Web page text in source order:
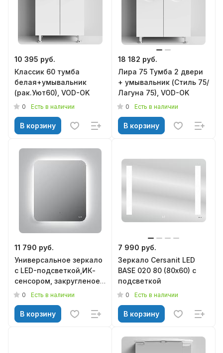
10 395 руб.
Классик 60 тумба
белая+умывальник
(рак.Уют60), VOD-OK
0 Есть в наличии
В корзину
18 182 руб.
Лира 75 Тумба 2 двери
+ умывальник (Стиль 75/
Лагуна 75), VOD-OK
0 Есть в наличии
В корзину
11 790 руб.
Универсальное зеркало
с LED-подсветкой,ИК-
сенсором, закругленое
60 см M85AMOX10601S1,
0 Есть в наличии
В корзину
7 990 руб.
Зеркало Cersanit LED
BASE 020 80 (80х60) с
подсветкой
0 Есть в наличии
В корзину